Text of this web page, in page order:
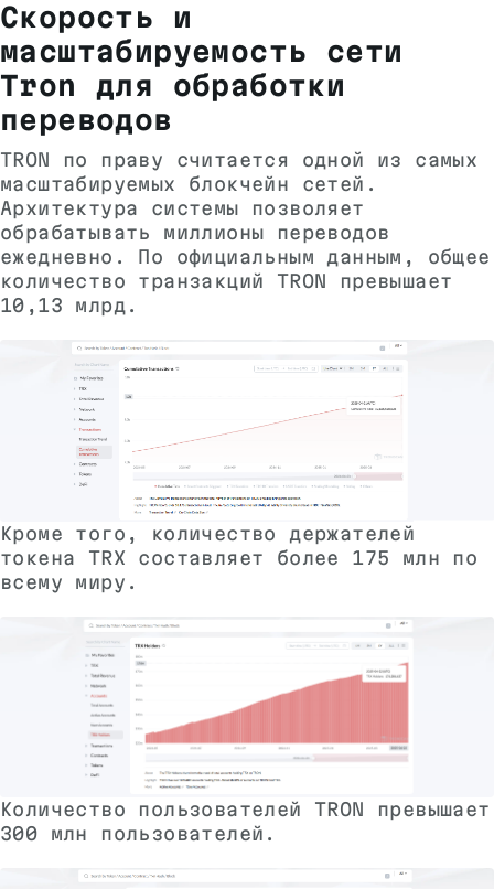
Скорость и
масштабируемость сети
Tron для обработки
переводов
TRON по праву считается одной из самых
масштабируемых блокчейн сетей.
Архитектура системы позволяет
обрабатывать миллионы переводов
ежедневно. По официальным данным , общее
количество транзакций TRON превышает
10,13 млрд.
Кроме того, количество держателей
токена TRX составляет более 175 млн по
всему миру.
Количество пользователей TRON превышает
300 млн пользователей.